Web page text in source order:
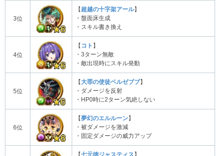
3位
【超越の十字架アール】
・盤面床生成
・スキル書き換え
4位
【 コト 】
・3ターン無敵
・敵出現時にスキル発動
5位
【大罪の使徒ベルゼブブ】
・ダメージを反射
・HP0時に2ターン気絶しない
6位
【夢幻のエルルーン】
・被ダメージを激減
・固定ダメージの威力アップ
【七元徳ジャスティス 】